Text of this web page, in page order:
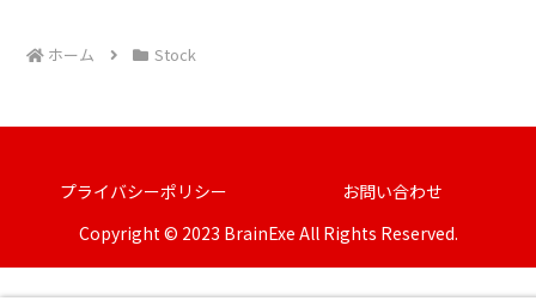
ホーム Stock
プライバシーポリシー
お問い合わせ
Copyright © 2023 BrainExe All Rights Reserved.